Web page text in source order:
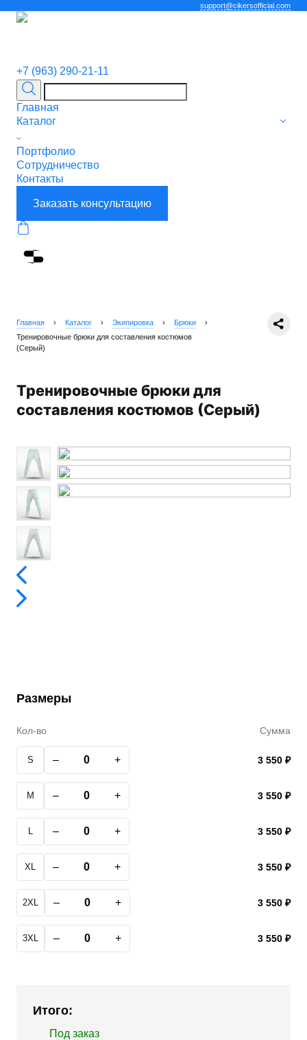
support@cikersofficial.com
+7 (963) 290-21-11
Главная
Каталог
Портфолио
Сотрудничество
Контакты
Заказать консультацию
Главная › Каталог › Экипировка › Брюки
›
Тренировочные брюки для составления костюмов
(Серый)
Тренировочные брюки для
составления костюмов (Серый)
Размеры
Кол-во Сумма
S – + 3 550 ₽
M – + 3 550 ₽
L – + 3 550 ₽
XL – + 3 550 ₽
2XL – + 3 550 ₽
3XL – + 3 550 ₽
Итого:
Под заказ